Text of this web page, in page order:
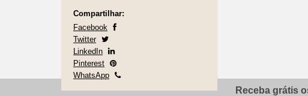
Compartilhar:
Facebook
Twitter
LinkedIn
Pinterest
WhatsApp
Receba grátis